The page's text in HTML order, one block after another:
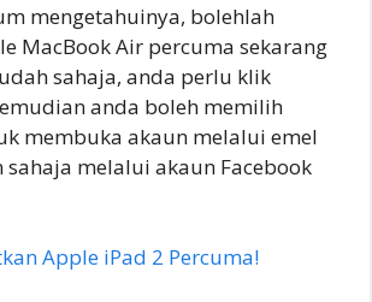
mengetahuinya, bolehlah
MacBook Air percuma sekarang
sahaja, anda perlu klik
anda boleh memilih
membuka akaun melalui emel
melalui akaun Facebook
Apple iPad 2 Percuma!